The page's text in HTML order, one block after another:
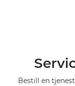
Bestill en